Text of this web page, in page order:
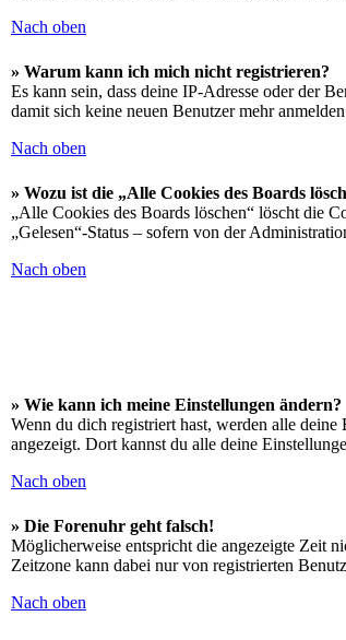
Nach oben
» Warum kann ich mich nicht registrieren?
Es kann sein, dass deine IP-Adresse oder der
damit sich keine neuen Benutzer mehr
Nach oben
» Wozu ist die „Alle Cookies des Boards
„Alle Cookies des Boards löschen“ löscht die
„Gelesen“-Status – sofern von der
Nach oben
» Wie kann ich meine Einstellungen ändern?
Wenn du dich registriert hast, werden alle
angezeigt. Dort kannst du alle deine
Nach oben
» Die Forenuhr geht falsch!
Möglicherweise entspricht die angezeigte Zeit
Zeitzone kann dabei nur von registrierten
Nach oben